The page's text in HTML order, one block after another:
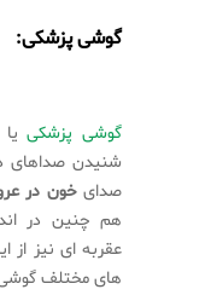
گوشی پزشکی:
گوشی پزشکی
شنیدن صداهای
صدایخون در
هم چنین در
عقربه ای نیز
های مختلف گوشی